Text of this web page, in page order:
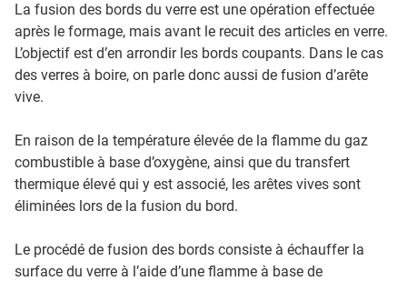
La fusion des bords du verre est une opération effectuée
après le formage, mais avant le recuit des articles en verre.
L’objectif est d’en arrondir les bords coupants. Dans le cas
des verres à boire, on parle donc aussi de fusion d’arête
vive.
En raison de la température élevée de la flamme du gaz
combustible à base d’oxygène, ainsi que du transfert
thermique élevé qui y est associé, les arêtes vives sont
éliminées lors de la fusion du bord.
Le procédé de fusion des bords consiste à échauffer la
surface du verre à l’aide d’une flamme à base de